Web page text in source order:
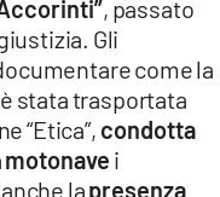
, passato
Gli
come la
stata trasportata
“Etica”, condotta
motonave i
lapresenza